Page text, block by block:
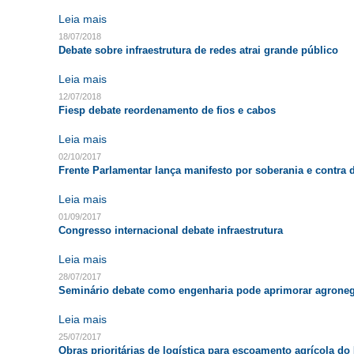
Leia mais
18/07/2018
Debate sobre infraestrutura de redes atrai grande público
Leia mais
12/07/2018
Fiesp debate reordenamento de fios e cabos
Leia mais
02/10/2017
Frente Parlamentar lança manifesto por soberania e contra
Leia mais
01/09/2017
Congresso internacional debate infraestrutura
Leia mais
28/07/2017
Seminário debate como engenharia pode aprimorar
Leia mais
25/07/2017
Obras prioritárias de logística para escoamento agrícola do